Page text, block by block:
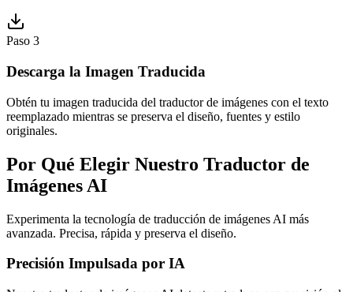
Paso 3
Descarga la Imagen Traducida
Obtén tu imagen traducida del traductor de imágenes con el texto
reemplazado mientras se preserva el diseño, fuentes y estilo
originales.
Por Qué Elegir Nuestro Traductor de
Imágenes AI
Experimenta la tecnología de traducción de imágenes AI más
avanzada. Precisa, rápida y preserva el diseño.
Precisión Impulsada por IA